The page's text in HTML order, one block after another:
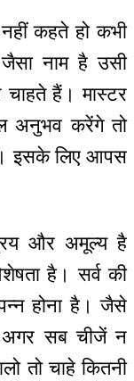
कहते हो कभी
नाम है उसी
चाहते हैं। मास्टर
अनुभव करेंगे तो
इसके लिए आपस
और अमूल्य है
है। सर्व की
होना है। जैसे
अगर सब चीजें न
तो चाहे कितनी